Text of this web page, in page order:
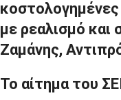
με ρεαλισμό και
Ζαμάνης,
Το αίτημα του